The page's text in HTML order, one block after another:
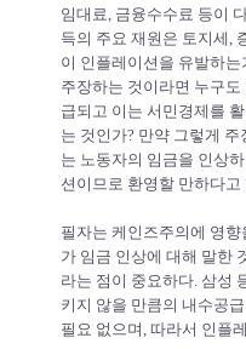
임대료, 금융수수료 등이
득의 주요 재원은 토지세,
이 인플레이션을 유발하
주장하는 것이라면 누구
급되고 이는 서민경제를
는 것인가? 만약 그렇게
는 노동자의 임금을 인상
션이므로 환영할 만하다고
필자는 케인즈주의에 영
가 임금 인상에 대해 말한
라는 점이 중요하다. 삼성
키지 않을 만큼의 내수공
필요 없으며, 따라서 인플